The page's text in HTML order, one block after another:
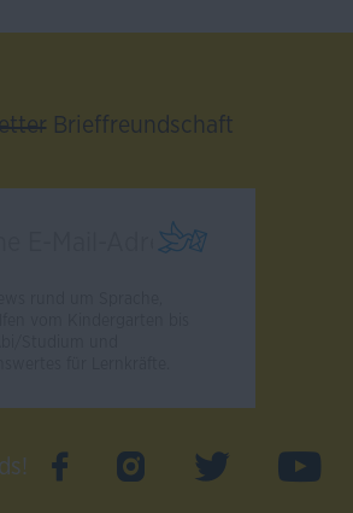
Brieffreundschaft